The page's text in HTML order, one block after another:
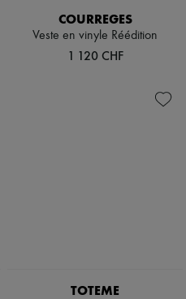
COURREGES
Veste en vinyle Réédition
1 120 CHF
TOTEME